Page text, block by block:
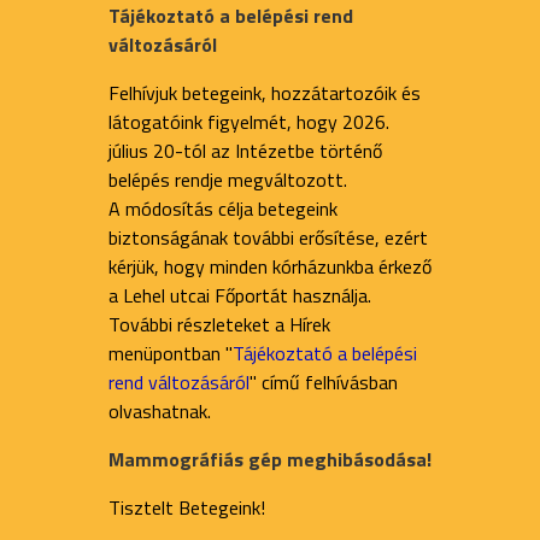
Tájékoztató a belépési rend
változásáról
Felhívjuk betegeink, hozzátartozóik és
látogatóink figyelmét, hogy 2026.
július 20-tól az Intézetbe történő
belépés rendje megváltozott.
A módosítás célja betegeink
biztonságának további erősítése, ezért
kérjük, hogy minden kórházunkba érkező
a Lehel utcai Főportát használja.
További részleteket a Hírek
menüpontban "Tájékoztató a belépési
rend változásáról" című felhívásban
olvashatnak.
Mammográfiás gép meghibásodása!
Tisztelt Betegeink!